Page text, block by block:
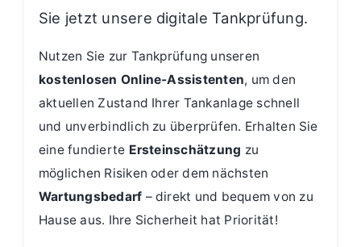
Sie jetzt unsere digitale Tankprüfung.
Nutzen Sie zur Tankprüfung unseren
kostenlosen Online-Assistenten, um den
aktuellen Zustand Ihrer Tankanlage schnell
und unverbindlich zu überprüfen. Erhalten Sie
eine fundierte Ersteinschätzung zu
möglichen Risiken oder dem nächsten
Wartungsbedarf – direkt und bequem von zu
Hause aus. Ihre Sicherheit hat Priorität!